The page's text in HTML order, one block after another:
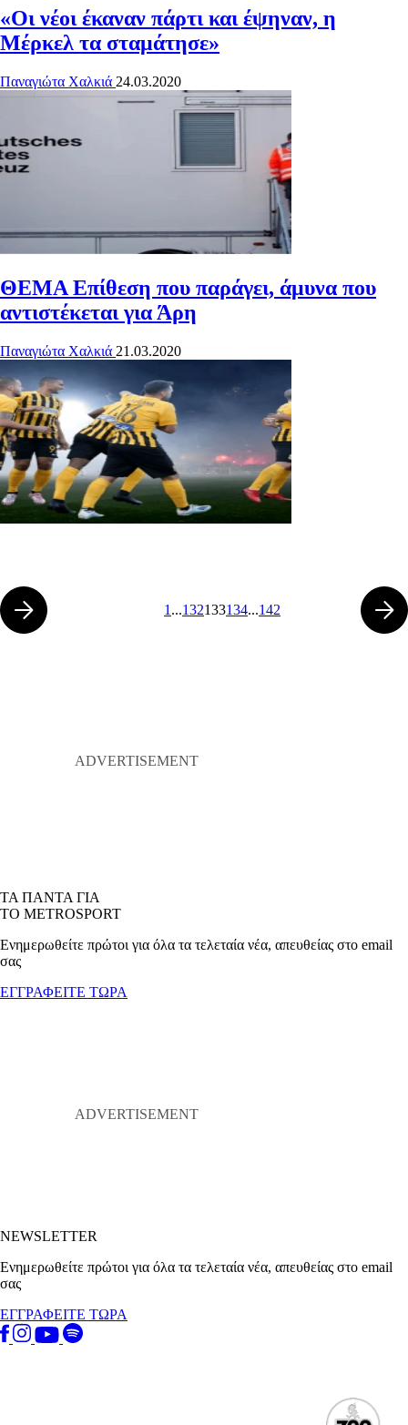
«Οι νέοι έκαναν πάρτι και έψηναν, η
Μέρκελ τα σταμάτησε»
Παναγιώτα Χαλκιά 24.03.2020
ΘΕΜΑ Επίθεση που παράγει, άμυνα που
αντιστέκεται για Άρη
Παναγιώτα Χαλκιά 21.03.2020
1 ...132133134...142
ΤΑ ΠΑΝΤΑ ΓΙΑ
ΤΟ METROSPORT
Ενημερωθείτε πρώτοι για όλα τα τελεταία νέα, απευθείας στο email
σας
ΕΓΓΡΑΦΕΙΤΕ ΤΩΡΑ
NEWSLETTER
Ενημερωθείτε πρώτοι για όλα τα τελεταία νέα, απευθείας στο email
σας
ΕΓΓΡΑΦΕΙΤΕ ΤΩΡΑ